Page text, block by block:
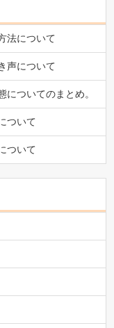
法について
声について
ついてのまとめ。
ついて
ついて